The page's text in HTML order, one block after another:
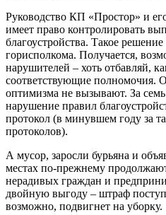
Руководство КП «Простор» и
имеет право контролировать
благоустройства. Такое
горисполкома. Получается,
нарушителей – хоть отбавляй,
соответствующие полномочия.
оптимизма не вызывают. За семь
нарушение правил
протокол (в минувшем году за
протоколов).
А мусор, заросли бурьяна и
местах по-прежнему
нерадивых граждан и
двойную выгоду – штраф
возможно, подвигнет на уборку.